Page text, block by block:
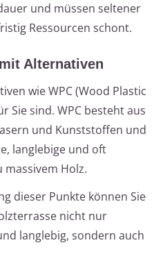
und müssen seltener
Ressourcen schont.
Alternativen
wie WPC (Wood Plastic
Sie sind. WPC besteht aus
und Kunststoffen und
langlebige und oft
massivem Holz.
dieser Punkte können Sie
nicht nur
langlebig, sondern auch